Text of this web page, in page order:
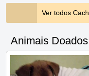
Ver todos
Animais